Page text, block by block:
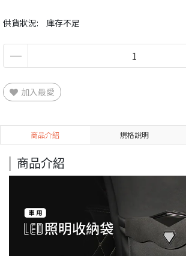
供貨狀況: 庫存不足
加入最愛
商品介紹 規格說明
商品介紹